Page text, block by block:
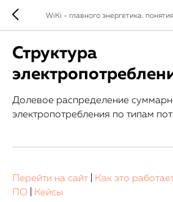
WiKi - главного энергетика:
Структура
Долевое распределение
электропотребления по типам
Перейти на сайт Как это
ПО
Кейсы